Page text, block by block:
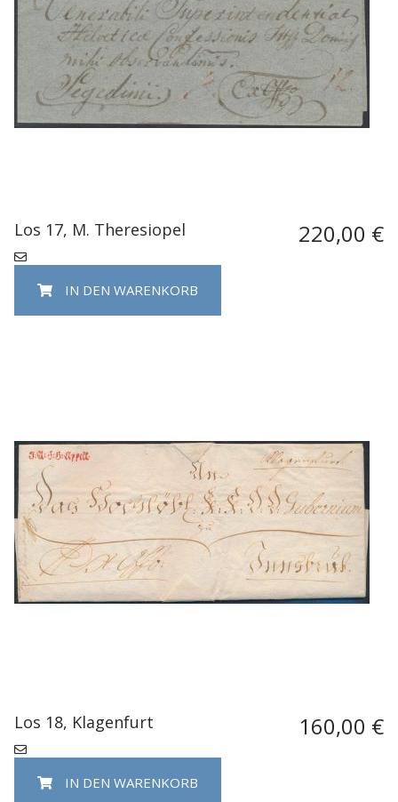
Los 17, M. Theresiopel 220,00 €
IN DEN WARENKORB
Los 18, Klagenfurt 160,00 €
IN DEN WARENKORB